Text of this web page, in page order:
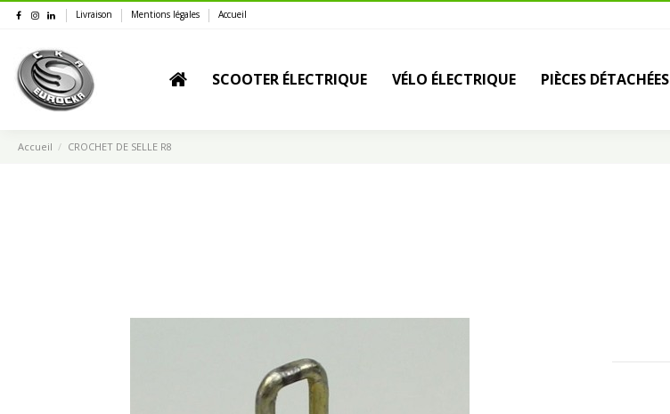
Livraison Mentions légales Accueil
SCOOTER ÉLECTRIQUE VÉLO ÉLECTRIQUE PIÈCES DÉTACHÉES
Accueil CROCHET DE SELLE R8